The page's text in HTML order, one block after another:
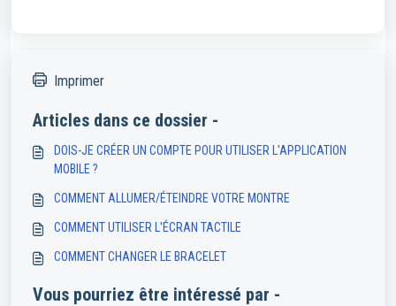
Imprimer
Articles dans ce dossier -
DOIS-JE CRÉER UN COMPTE POUR UTILISER L'APPLICATION
MOBILE ?
COMMENT ALLUMER/ÉTEINDRE VOTRE MONTRE
COMMENT UTILISER L'ÉCRAN TACTILE
COMMENT CHANGER LE BRACELET
Vous pourriez être intéressé par -